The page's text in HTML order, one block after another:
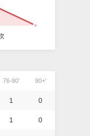
76-90' 90+'
1 0
1 0